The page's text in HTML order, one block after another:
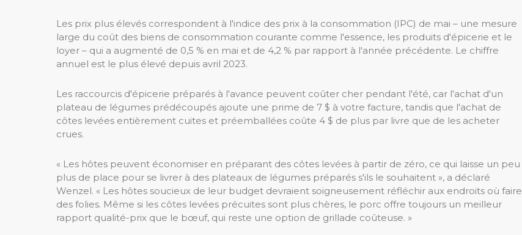
Les prix plus élevés correspondent à l'indice des prix à la consommation (IPC) de mai – une mesure
large du coût des biens de consommation courante comme l'essence, les produits d'épicerie et le
loyer – qui a augmenté de 0,5 % en mai et de 4,2 % par rapport à l'année précédente. Le chiffre
annuel est le plus élevé depuis avril 2023.
Les raccourcis d'épicerie préparés à l'avance peuvent coûter cher pendant l'été, car l'achat d'un
plateau de légumes prédécoupés ajoute une prime de 7 $ à votre facture, tandis que l'achat de
côtes levées entièrement cuites et préemballées coûte 4 $ de plus par livre que de les acheter
crues.
« Les hôtes peuvent économiser en préparant des côtes levées à partir de zéro, ce qui laisse un peu
plus de place pour se livrer à des plateaux de légumes préparés s'ils le souhaitent », a déclaré
Wenzel. « Les hôtes soucieux de leur budget devraient soigneusement réfléchir aux endroits où faire
des folies. Même si les côtes levées précuites sont plus chères, le porc offre toujours un meilleur
rapport qualité-prix que le bœuf, qui reste une option de grillade coûteuse. »